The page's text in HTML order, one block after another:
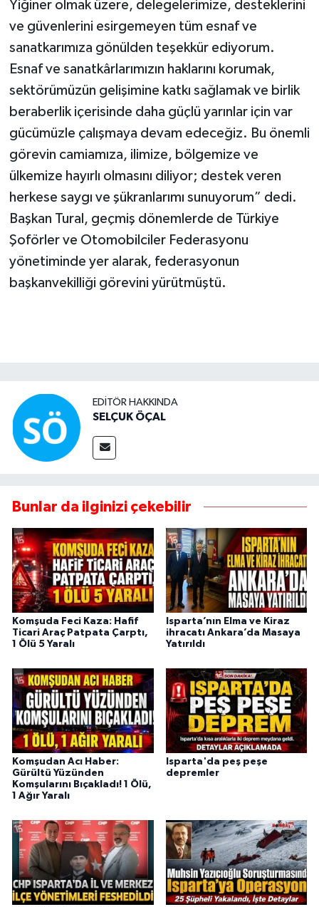
Yiğiner olmak üzere, delegelerimize, desteklerini
ve güvenlerini esirgemeyen tüm esnaf ve
sanatkarımıza gönülden teşekkür ediyorum.
Esnaf ve sanatkârlarımızın haklarını korumak,
sektörümüzün gelişimine katkı sağlamak ve birlik
beraberlik içerisinde daha güçlü yarınlar için var
gücümüzle çalışmaya devam edeceğiz. Bu önemli
görevin camiamıza, ilimize, bölgemize ve
ülkemize hayırlı olmasını diliyor; destek veren
herkese saygı ve şükranlarımı sunuyorum” dedi.
Başkan Tural, geçmiş dönemlerde de Türkiye
Şoförler ve Otomobilciler Federasyonu
yönetiminde yer alarak, federasyonun
başkanvekilliği görevini yürütmüştü.
EDITÖR HAKKINDA
SELÇUK ÖÇAL
Bunlar da ilginizi çekebilir
Komşuda Feci Kaza: Hafif
Ticari Araç Patpata Çarptı,
1 Ölü 5 Yaralı
Isparta’nın Elma ve Kiraz
ihracatı Ankara’da Masaya
Yatırıldı
Komşudan Acı Haber:
Gürültü Yüzünden
Komşularını Bıçakladı! 1 Ölü,
1 Ağır Yaralı
Isparta'da peş peşe
depremler